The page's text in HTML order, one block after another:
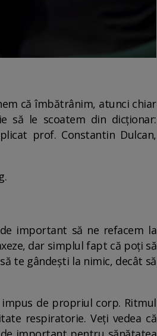
că îmbătrânim, atunci chiar
să le scoatem din dicționar:
prof. Constantin Dulcan,
important să ne refacem la
dar simplul fapt că poți să
te gândești la nimic, decât să
de propriul corp. Ritmul
respiratorie. Veți vedea că